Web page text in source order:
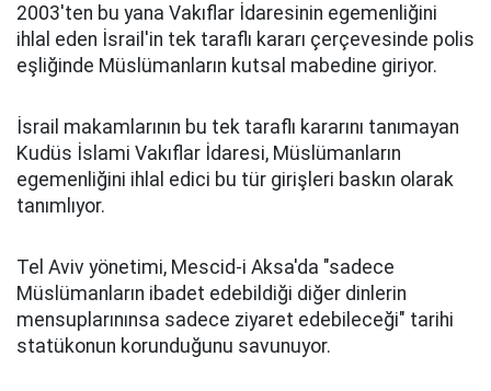
2003'ten bu yana Vakıflar İdaresinin egemenliğini
ihlal eden İsrail'in tek taraflı kararı çerçevesinde polis
eşliğinde Müslümanların kutsal mabedine giriyor.
İsrail makamlarının bu tek taraflı kararını tanımayan
Kudüs İslami Vakıflar İdaresi, Müslümanların
egemenliğini ihlal edici bu tür girişleri baskın olarak
tanımlıyor.
Tel Aviv yönetimi, Mescid-i Aksa'da "sadece
Müslümanların ibadet edebildiği diğer dinlerin
mensuplarınınsa sadece ziyaret edebileceği" tarihi
statükonun korunduğunu savunuyor.